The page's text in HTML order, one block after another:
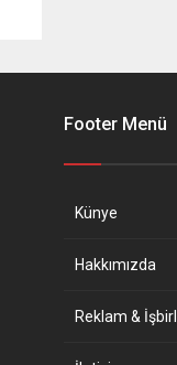
Footer Menü
Künye
Hakkımızda
Reklam &